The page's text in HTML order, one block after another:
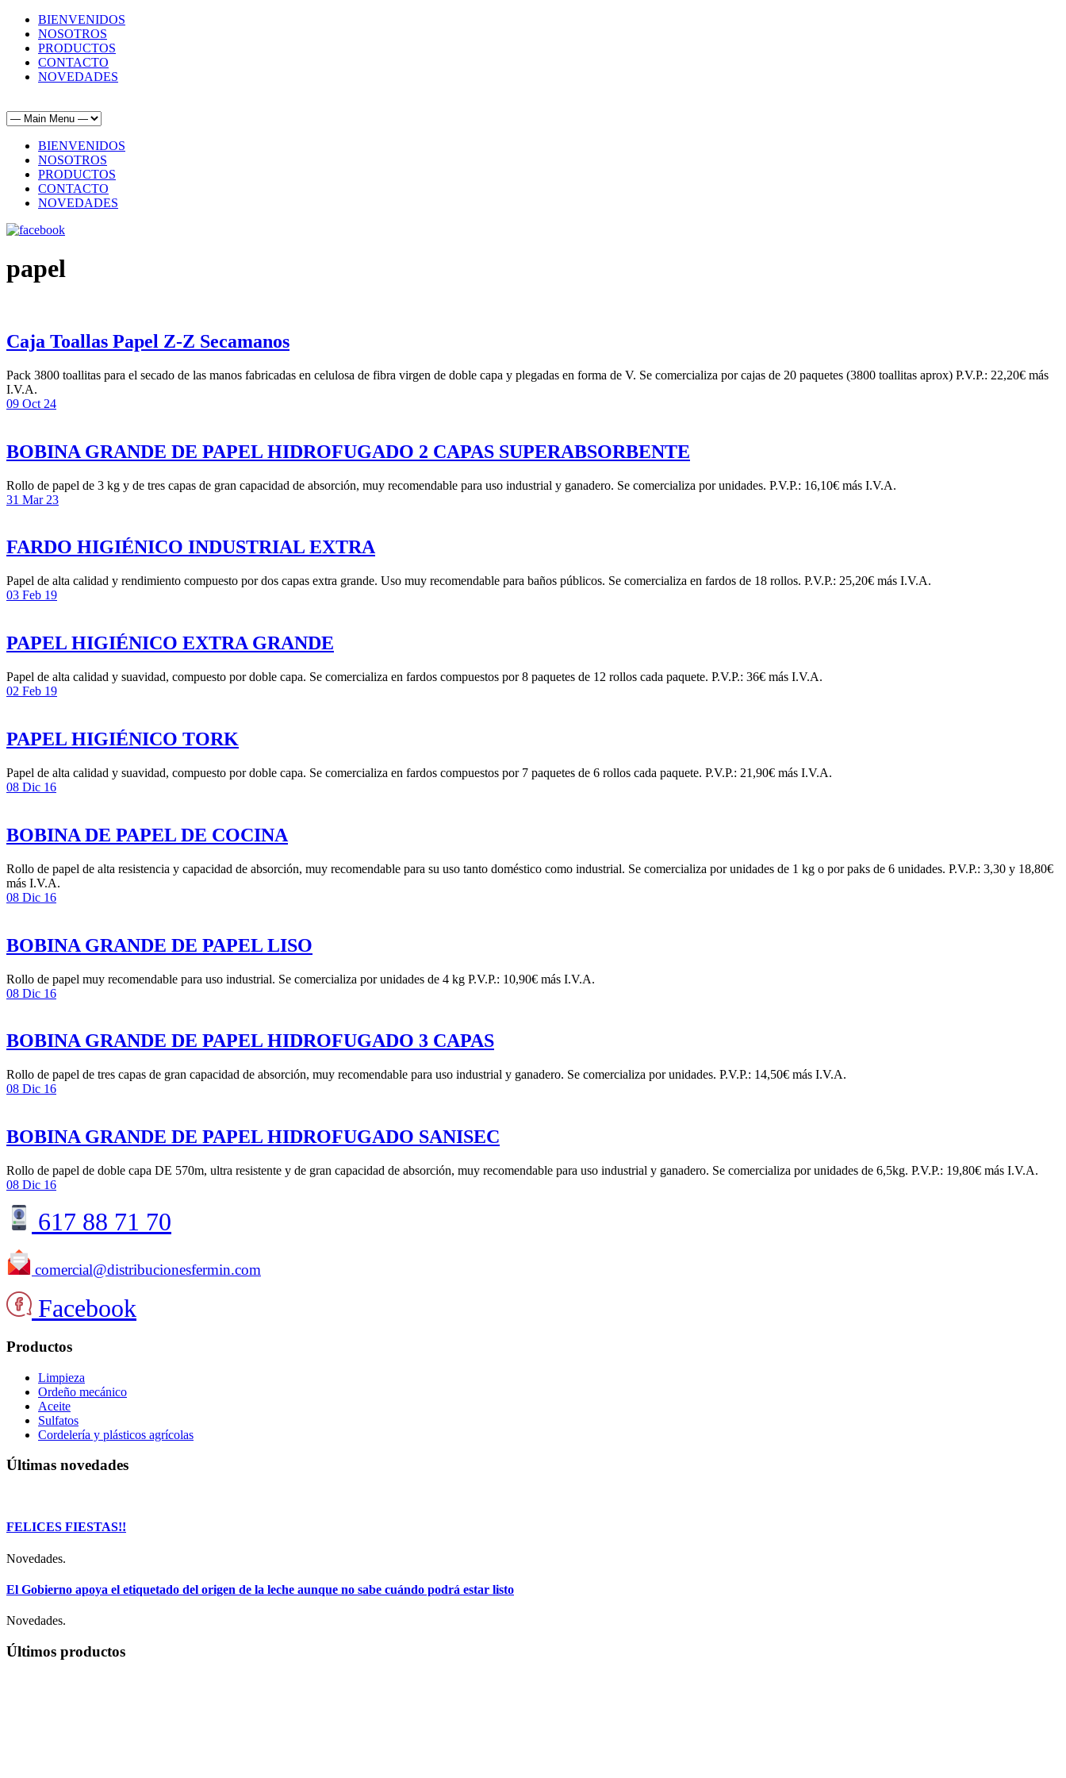
BIENVENIDOS
NOSOTROS
PRODUCTOS
CONTACTO
NOVEDADES
BIENVENIDOS
NOSOTROS
PRODUCTOS
CONTACTO
NOVEDADES
papel
Caja Toallas Papel Z-Z Secamanos
Pack 3800 toallitas para el secado de las manos fabricadas en celulosa de fibra virgen de doble capa y plegadas en forma de V. Se comercializa por cajas de 20 paquetes (3800 toallitas aprox) P.V.P.: 22,20€ más
I.V.A.
09 Oct 24
BOBINA GRANDE DE PAPEL HIDROFUGADO 2 CAPAS SUPERABSORBENTE
Rollo de papel de 3 kg y de tres capas de gran capacidad de absorción, muy recomendable para uso industrial y ganadero. Se comercializa por unidades. P.V.P.: 16,10€ más I.V.A.
31 Mar 23
FARDO HIGIÉNICO INDUSTRIAL EXTRA
Papel de alta calidad y rendimiento compuesto por dos capas extra grande. Uso muy recomendable para baños públicos. Se comercializa en fardos de 18 rollos. P.V.P.: 25,20€ más I.V.A.
03 Feb 19
PAPEL HIGIÉNICO EXTRA GRANDE
Papel de alta calidad y suavidad, compuesto por doble capa. Se comercializa en fardos compuestos por 8 paquetes de 12 rollos cada paquete. P.V.P.: 36€ más I.V.A.
02 Feb 19
PAPEL HIGIÉNICO TORK
Papel de alta calidad y suavidad, compuesto por doble capa. Se comercializa en fardos compuestos por 7 paquetes de 6 rollos cada paquete. P.V.P.: 21,90€ más I.V.A.
08 Dic 16
BOBINA DE PAPEL DE COCINA
Rollo de papel de alta resistencia y capacidad de absorción, muy recomendable para su uso tanto doméstico como industrial. Se comercializa por unidades de 1 kg o por paks de 6 unidades. P.V.P.: 3,30 y 18,80€
más I.V.A.
08 Dic 16
BOBINA GRANDE DE PAPEL LISO
Rollo de papel muy recomendable para uso industrial. Se comercializa por unidades de 4 kg P.V.P.: 10,90€ más I.V.A.
08 Dic 16
BOBINA GRANDE DE PAPEL HIDROFUGADO 3 CAPAS
Rollo de papel de tres capas de gran capacidad de absorción, muy recomendable para uso industrial y ganadero. Se comercializa por unidades. P.V.P.: 14,50€ más I.V.A.
08 Dic 16
BOBINA GRANDE DE PAPEL HIDROFUGADO SANISEC
Rollo de papel de doble capa DE 570m, ultra resistente y de gran capacidad de absorción, muy recomendable para uso industrial y ganadero. Se comercializa por unidades de 6,5kg. P.V.P.: 19,80€ más I.V.A.
08 Dic 16
617 88 71 70
comercial@distribucionesfermin.com
Facebook
Productos
Limpieza
Ordeño mecánico
Aceite
Sulfatos
Cordelería y plásticos agrícolas
Últimas novedades
FELICES FIESTAS!!
Novedades.
El Gobierno apoya el etiquetado del origen de la leche aunque no sabe cuándo podrá estar listo
Novedades.
Últimos productos